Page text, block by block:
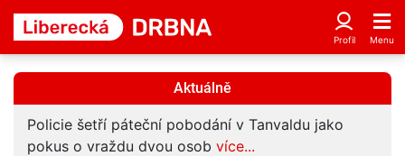
Aktuálně
Policie šetří páteční pobodání v Tanvaldu jako
pokus o vraždu dvou osob více...